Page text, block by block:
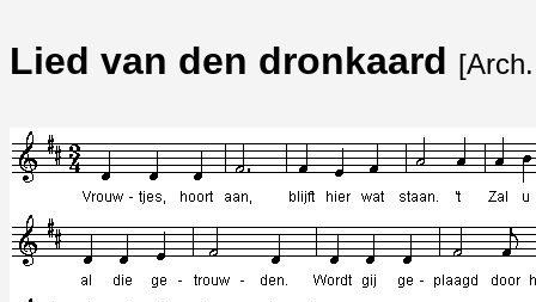
Lied van den dronkaard